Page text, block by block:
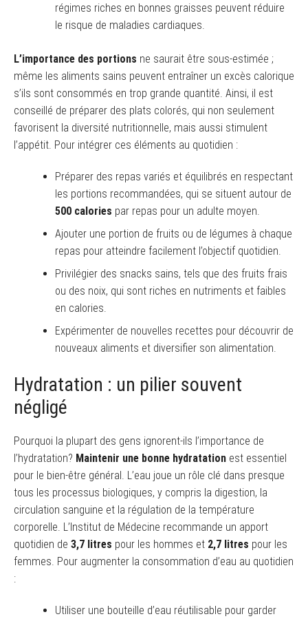
régimes riches en bonnes graisses peuvent réduire
le risque de maladies cardiaques.
L’importance des portions ne saurait être sous-estimée ;
même les aliments sains peuvent entraîner un excès calorique
s’ils sont consommés en trop grande quantité. Ainsi, il est
conseillé de préparer des plats colorés, qui non seulement
favorisent la diversité nutritionnelle, mais aussi stimulent
l’appétit. Pour intégrer ces éléments au quotidien :
Préparer des repas variés et équilibrés en respectant
les portions recommandées, qui se situent autour de
500 calories par repas pour un adulte moyen.
Ajouter une portion de fruits ou de légumes à chaque
repas pour atteindre facilement l’objectif quotidien.
Privilégier des snacks sains, tels que des fruits frais
ou des noix, qui sont riches en nutriments et faibles
en calories.
Expérimenter de nouvelles recettes pour découvrir de
nouveaux aliments et diversifier son alimentation.
Hydratation : un pilier souvent
négligé
Pourquoi la plupart des gens ignorent-ils l’importance de
l’hydratation? Maintenir une bonne hydratation est essentiel
pour le bien-être général. L’eau joue un rôle clé dans presque
tous les processus biologiques, y compris la digestion, la
circulation sanguine et la régulation de la température
corporelle. L’Institut de Médecine recommande un apport
quotidien de 3,7 litres pour les hommes et 2,7 litres pour les
femmes. Pour augmenter la consommation d’eau au quotidien
:
Utiliser une bouteille d’eau réutilisable pour garder